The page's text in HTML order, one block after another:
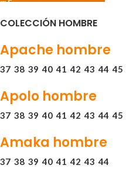
COLECCIÓN HOMBRE
Apache hombre
37 38 39 40 41 42 43 44 45
Apolo hombre
37 38 39 40 41 42 43 44 45
Amaka hombre
37 38 39 40 41 42 43 44